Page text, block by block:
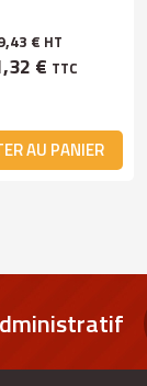
€ HT
€ TTC
AU PANIER